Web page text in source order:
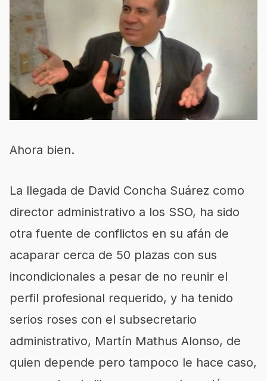
Ahora bien.
La llegada de David Concha Suárez como
director administrativo a los SSO, ha sido
otra fuente de conflictos en su afán de
acaparar cerca de 50 plazas con sus
incondicionales a pesar de no reunir el
perfil profesional requerido, y ha tenido
serios roses con el subsecretario
administrativo, Martín Mathus Alonso, de
quien depende pero tampoco le hace caso,